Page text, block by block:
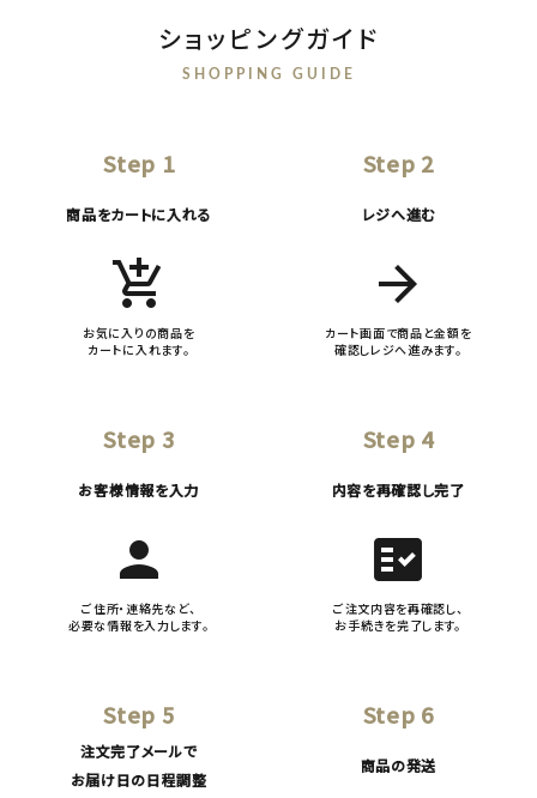
ショッピングガイド
SHOPPING GUIDE
Step 1
商品をカートに入れる
add_shopping_cart
お気に入りの商品を
カートに入れます。
Step 2
レジへ進む
arrow_forward
カート画面で商品と金額を
確認しレジへ進みます。
Step 3
お客様情報を入力
person
ご住所・連絡先など、
必要な情報を入力します。
Step 4
内容を再確認し完了
fact_check
ご注文内容を再確認し、
お手続きを完了します。
Step 5
注文完了メールで
お届け日の日程調整
Step 6
商品の発送